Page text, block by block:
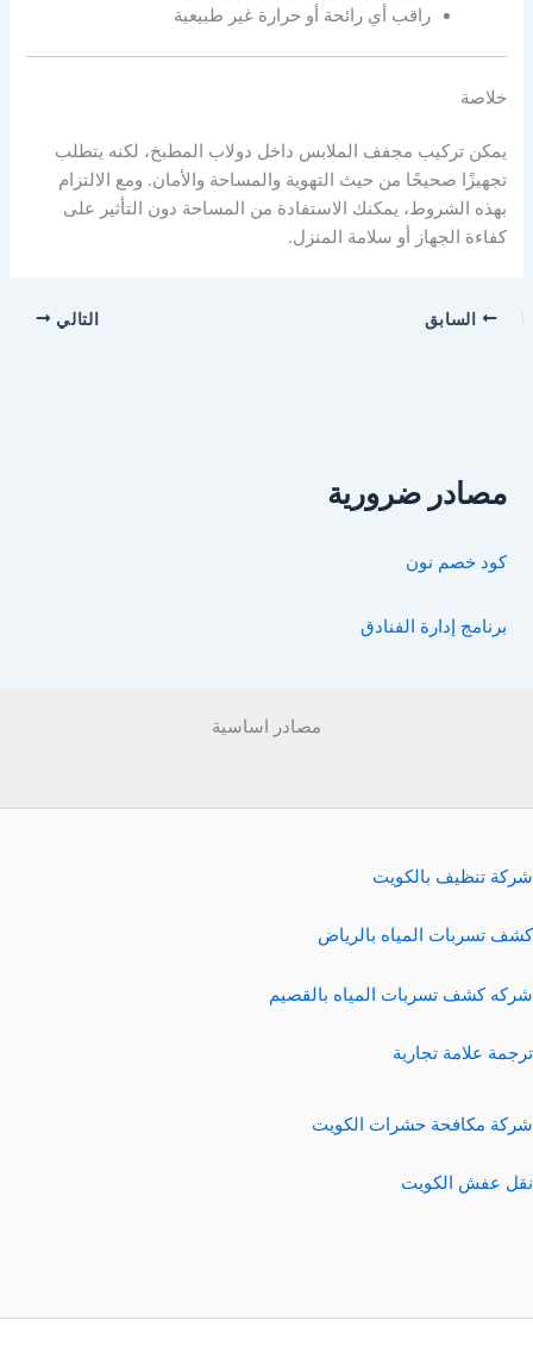
راقب أي رائحة أو حرارة غير طبيعية
خلاصة
يمكن تركيب مجفف الملابس داخل دولاب المطبخ، لكنه يتطلب
تجهيزًا صحيحًا من حيث التهوية والمساحة والأمان. ومع الالتزام
بهذه الشروط، يمكنك الاستفادة من المساحة دون التأثير على
كفاءة الجهاز أو سلامة المنزل.
السابق التالي
مصادر ضرورية
كود خصم نون
برنامج إدارة الفنادق
مصادر اساسية
شركة تنظيف بالكويت
كشف تسربات المياه بالرياض
شركه كشف تسربات المياه بالقصيم
ترجمة علامة تجارية
شركة مكافحة حشرات الكويت
نقل عفش الكويت